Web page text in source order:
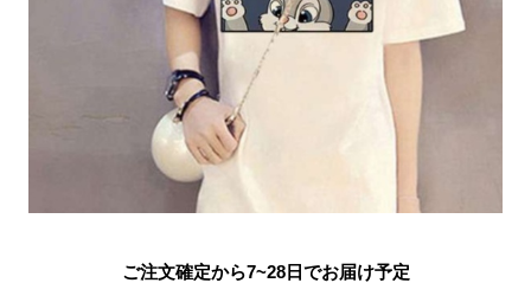
ご注文確定から7~28日でお届け予定